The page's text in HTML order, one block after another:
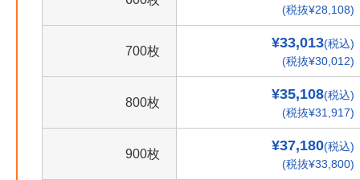
(税抜¥28,108)
700枚
¥33,013(税込)
(税抜¥30,012)
800枚
¥35,108(税込)
(税抜¥31,917)
900枚
¥37,180(税込)
(税抜¥33,800)